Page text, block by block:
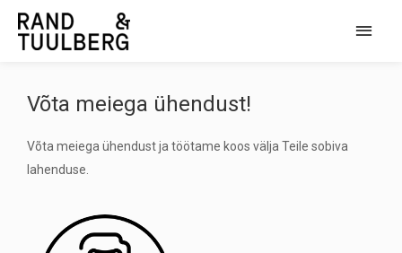
Võta meiega ühendust!
Võta meiega ühendust ja töötame koos välja Teile sobiva
lahenduse.